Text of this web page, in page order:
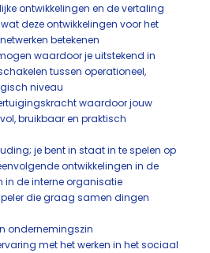
ontwikkelingen en de vertaling
deze ontwikkelingen voor het
betekenen
waardoor je uitstekend in
tussen operationeel,
niveau
waardoor jouw
bruikbaar en praktisch
je bent in staat in te spelen op
ontwikkelingen in de
in de interne organisatie
die graag samen dingen
ondernemingszin
met het werken in het sociaal